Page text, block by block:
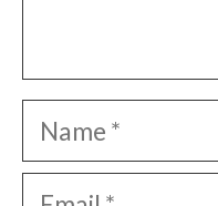
Name
Email